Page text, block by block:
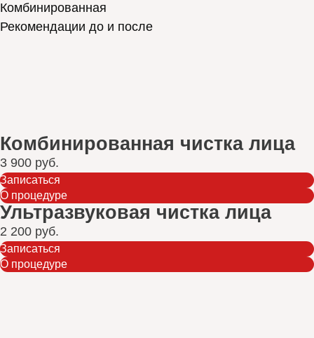
Комбинированная
Рекомендации до и после
Комбинированная чистка лица
3 900 руб.
Записаться
О процедуре
Ультразвуковая чистка лица
2 200 руб.
Записаться
О процедуре